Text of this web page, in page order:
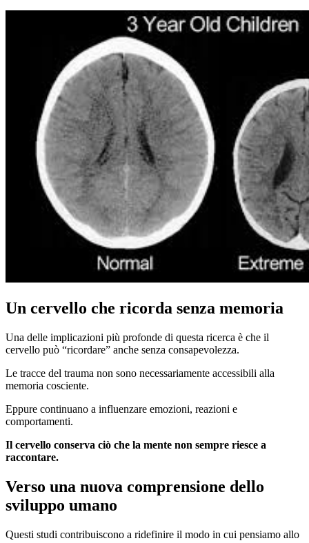
Un cervello che ricorda senza memoria
Una delle implicazioni più profonde di questa ricerca è che il
cervello può “ricordare” anche senza consapevolezza.
Le tracce del trauma non sono necessariamente accessibili alla
memoria cosciente.
Eppure continuano a influenzare emozioni, reazioni e
comportamenti.
Il cervello conserva ciò che la mente non sempre riesce a
raccontare.
Verso una nuova comprensione dello
sviluppo umano
Questi studi contribuiscono a ridefinire il modo in cui pensiamo allo